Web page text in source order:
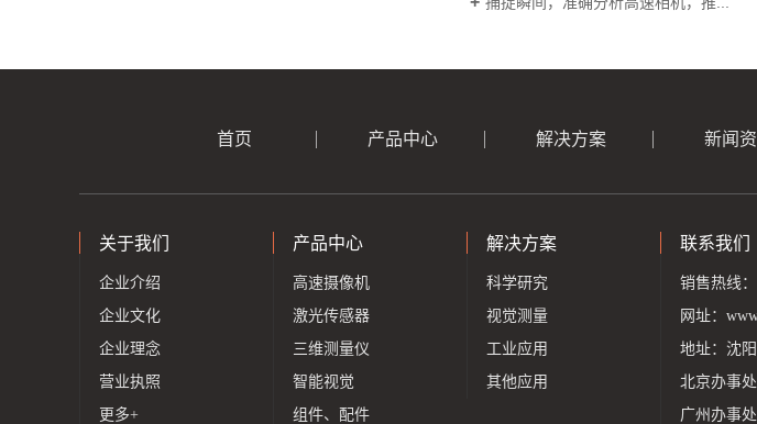
首页 产品中心 解决方案 新闻
关于我们
企业介绍
企业文化
企业理念
营业执照
更多+
产品中心
高速摄像机
激光传感器
三维测量仪
智能视觉
组件、配件
解决方案
科学研究
视觉测量
工业应用
其他应用
联系我们
销售热线：
网址：
地址：沈
北京办事
广州办事